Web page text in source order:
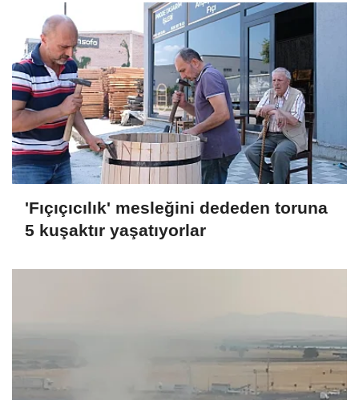
'Fıçıçıcılık' mesleğini dededen toruna
5 kuşaktır yaşatıyorlar